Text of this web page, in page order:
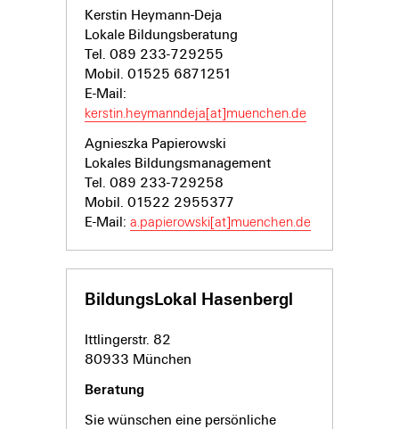
Kerstin Heymann-Deja
Lokale Bildungsberatung
Tel. 089 233-729255
Mobil. 01525 6871251
E-Mail:
kerstin.heymanndeja[at]muenchen.de
Agnieszka Papierowski
Lokales Bildungsmanagement
Tel. 089 233-729258
Mobil. 01522 2955377
E-Mail: a.papierowski[at]muenchen.de
BildungsLokal Hasenbergl
Ittlingerstr. 82
80933 München
Beratung
Sie wünschen eine persönliche